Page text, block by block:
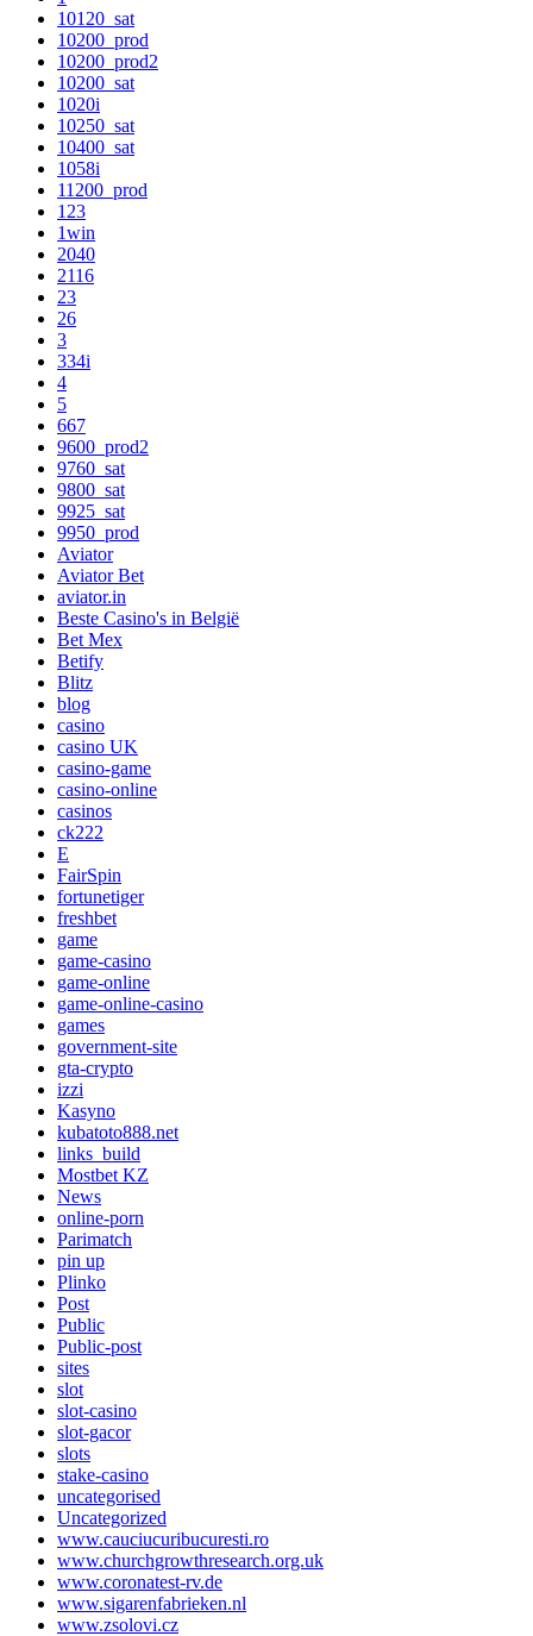
10120_sat
10200_prod
10200_prod2
10200_sat
1020i
10250_sat
10400_sat
1058i
11200_prod
123
1win
2040
2116
23
26
3
334i
4
5
667
9600_prod2
9760_sat
9800_sat
9925_sat
9950_prod
Aviator
Aviator Bet
aviator.in
Beste Casino's in België
Bet Mex
Betify
Blitz
blog
casino
casino UK
casino-game
casino-online
casinos
ck222
E
FairSpin
fortunetiger
freshbet
game
game-casino
game-online
game-online-casino
games
government-site
gta-crypto
izzi
Kasyno
kubatoto888.net
links_build
Mostbet KZ
News
online-porn
Parimatch
pin up
Plinko
Post
Public
Public-post
sites
slot
slot-casino
slot-gacor
slots
stake-casino
uncategorised
Uncategorized
www.cauciucuribucuresti.ro
www.churchgrowthresearch.org.uk
www.coronatest-rv.de
www.sigarenfabrieken.nl
www.zsolovi.cz